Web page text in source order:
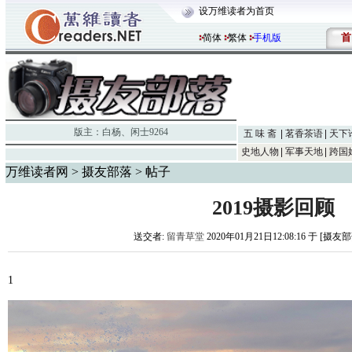
设万维读者为首页
简体 繁体 手机版 首
版主： 白杨、 闲士9264 五 味 斋 茗香茶语
天下
史地人物
军事天地 跨国
万维读者网 > 摄友部落 > 帖子
2019摄影回顾
送交者: 留青草堂2020年01月21日12:08:16 于 [摄友
1